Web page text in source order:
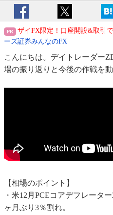
ザイFX限定！口座開設&取引
ーズ証券みんなのFX
こんにちは。デイトレーダー
場の振り返りと今後の作戦を
【相場のポイント】
・米12月PCEコアデフレータ
ヶ月ぶり3％割れ。